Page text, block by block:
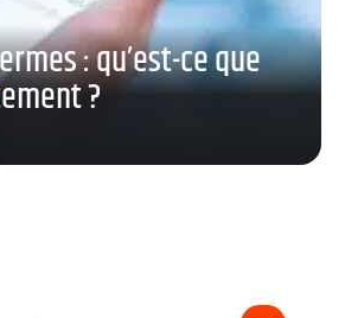
: qu’est-ce que
?